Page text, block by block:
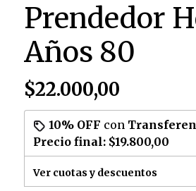
Prendedor
Años 80
$22.000,00
10% OFF con
Precio final: $19.800,00
Ver cuotas y descuentos